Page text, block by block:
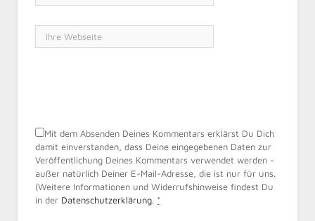
Mit dem Absenden Deines Kommentars erklärst Du Dich
damit einverstanden, dass Deine eingegebenen Daten zur
Veröffentlichung Deines Kommentars verwendet werden -
außer natürlich Deiner E-Mail-Adresse, die ist nur für uns.
(Weitere Informationen und Widerrufshinweise findest Du
in der Datenschutzerklärung. *